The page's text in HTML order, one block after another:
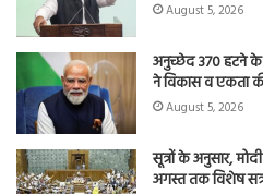
August 5, 2026
अनुच्छेद 370 हटने के
ने विकास व एकता की
August 5, 2026
सूत्रों के अनुसार,
अगस्त तक विशेष